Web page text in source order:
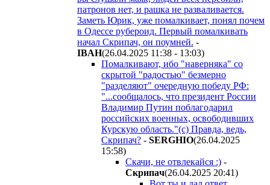
патронов нет, и рашка не разваливается.
Заметь Юрик, уже помалкивает, понял почем
в Одессе рубероид. Первый помалкивать
начал Скрипач, он поумней. -
IBAH(26.04.2025 11:38 - 13:03)
Помалкивают, ибо "наверняка" со
скрытой "радостью" безмерно
"разделяют" очередную победу РФ:
"...сообщалось, что президент России
Владимир Путин поблагодарил
российских военных, освободивших
Курскую область."(с) Правда, ведь,
Скрипач? - SERGHIO(26.04.2025
15:58)
Скачи, не отвлекайся :) -
Cкpипaч(26.04.2025 20:41)